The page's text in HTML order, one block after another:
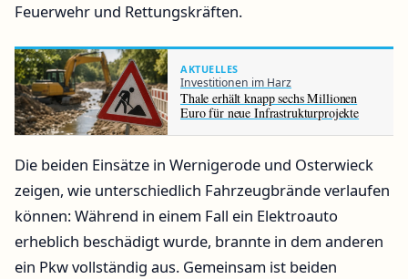
Feuerwehr und Rettungskräften.
AKTUELLES
Investitionen im Harz
Thale erhält knapp sechs Millionen
Euro für neue Infrastrukturprojekte
Die beiden Einsätze in Wernigerode und Osterwieck
zeigen, wie unterschiedlich Fahrzeugbrände verlaufen
können: Während in einem Fall ein Elektroauto
erheblich beschädigt wurde, brannte in dem anderen
ein Pkw vollständig aus. Gemeinsam ist beiden